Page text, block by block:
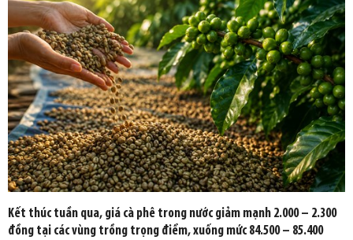
Kết thúc tuần qua, giá cà phê trong nước giảm mạnh 2.000 – 2.300
đồng tại các vùng trồng trọng điểm, xuống mức 84.500 – 85.400